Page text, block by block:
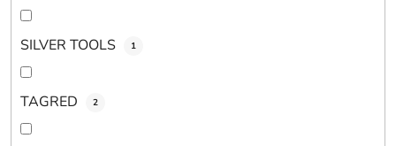
SILVER TOOLS 1
TAGRED 2